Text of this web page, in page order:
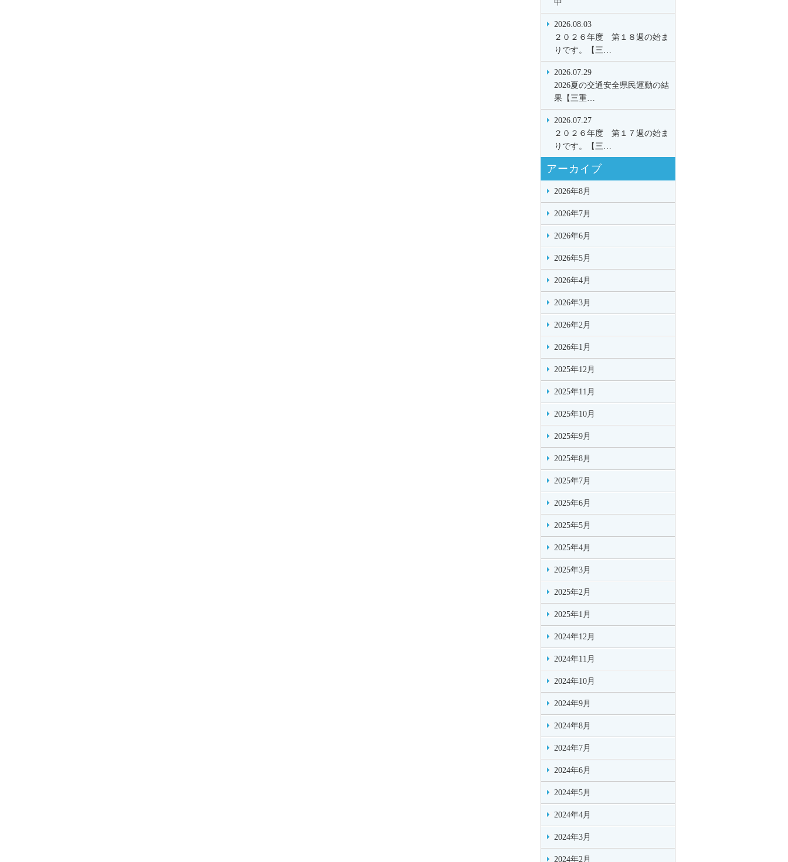
中
2026.08.03
２０２６年度 第１８週の始ま
りです。【三…
2026.07.29
2026夏の交通安全県民運動の結
果【三重…
2026.07.27
２０２６年度 第１７週の始ま
りです。【三…
アーカイブ
2026年8月
2026年7月
2026年6月
2026年5月
2026年4月
2026年3月
2026年2月
2026年1月
2025年12月
2025年11月
2025年10月
2025年9月
2025年8月
2025年7月
2025年6月
2025年5月
2025年4月
2025年3月
2025年2月
2025年1月
2024年12月
2024年11月
2024年10月
2024年9月
2024年8月
2024年7月
2024年6月
2024年5月
2024年4月
2024年3月
2024年2月